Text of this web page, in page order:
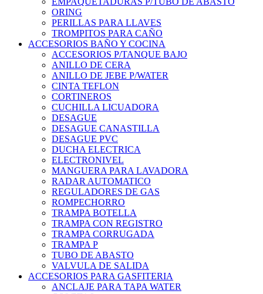
ORING
PERILLAS PARA LLAVES
TROMPITOS PARA CAÑO
ACCESORIOS BAÑO Y COCINA
ACCESORIOS P/TANQUE BAJO
ANILLO DE CERA
ANILLO DE JEBE P/WATER
CINTA TEFLON
CORTINEROS
CUCHILLA LICUADORA
DESAGUE
DESAGUE CANASTILLA
DESAGUE PVC
DUCHA ELECTRICA
ELECTRONIVEL
MANGUERA PARA LAVADORA
RADAR AUTOMATICO
REGULADORES DE GAS
ROMPECHORRO
TRAMPA BOTELLA
TRAMPA CON REGISTRO
TRAMPA CORRUGADA
TRAMPA P
TUBO DE ABASTO
VALVULA DE SALIDA
ACCESORIOS PARA GASFITERIA
ANCLAJE PARA TAPA WATER